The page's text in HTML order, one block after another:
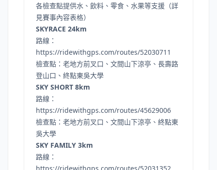
各檢查點提供水、飲料、零食、水果等支援（詳
見賽事內容表格）
SKYRACE 24km
路線：
https://ridewithgps.com/routes/52030711
檢查點：老地方前叉口、文間山下涼亭、長壽路
登山口、終點東吳大學
SKY SHORT 8km
路線：
https://ridewithgps.com/routes/45629006
檢查點：老地方前叉口、文間山下涼亭、終點東
吳大學
SKY FAMILY 3km
路線：